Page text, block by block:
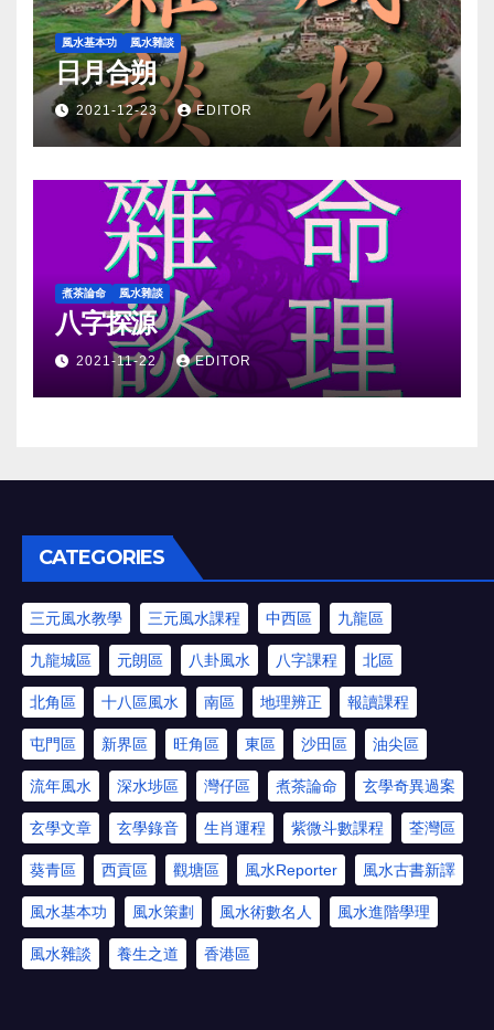
風水基本功 風水雜談
日月合朔
2021-12-23 EDITOR
煮茶論命 風水雜談
八字探源
2021-11-22 EDITOR
CATEGORIES
三元風水教學 三元風水課程 中西區 九龍區
九龍城區 元朗區 八卦風水 八字課程 北區
北角區 十八區風水 南區 地理辨正 報讀課程
屯門區 新界區 旺角區 東區 沙田區 油尖區
流年風水 深水埗區 灣仔區 煮茶論命 玄學奇異過案
玄學文章 玄學錄音 生肖運程 紫微斗數課程 荃灣區
葵青區 西貢區 觀塘區 風水Reporter 風水古書新譯
風水基本功 風水策劃 風水術數名人 風水進階學理
風水雜談 養生之道 香港區